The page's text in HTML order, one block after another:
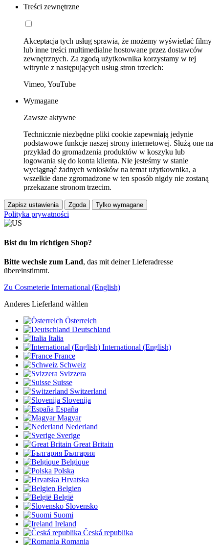
Treści zewnętrzne
Akceptacja tych usług sprawia, że możemy wyświetlać filmy
lub inne treści multimedialne hostowane przez dostawców
zewnętrznych. Za zgodą użytkownika korzystamy w tej
witrynie z następujących usług stron trzecich:
Vimeo, YouTube
Wymagane
Zawsze aktywne
Technicznie niezbędne pliki cookie zapewniają jedynie
podstawowe funkcje naszej strony internetowej. Służą one na
przykład do gromadzenia produktów w koszyku lub
logowania się do konta klienta. Nie jesteśmy w stanie
wyciągnąć żadnych wniosków na temat użytkownika, a
wszelkie dane zgromadzone w ten sposób nigdy nie zostaną
przekazane stronom trzecim.
Zapisz ustawienia Zgoda Tylko wymagane
Polityka prywatności
Bist du im richtigen Shop?
Bitte wechsle zum Land, das mit deiner Lieferadresse
übereinstimmt.
Zu Cosmeterie International (English)
Anderes Lieferland wählen
Österreich
Deutschland
Italia
International (English)
France
Schweiz
Svizzera
Suisse
Switzerland
Slovenija
España
Magyar
Nederland
Sverige
Great Britain
България
Belgique
Polska
Hrvatska
Belgien
België
Slovensko
Suomi
Ireland
Česká republika
Romania